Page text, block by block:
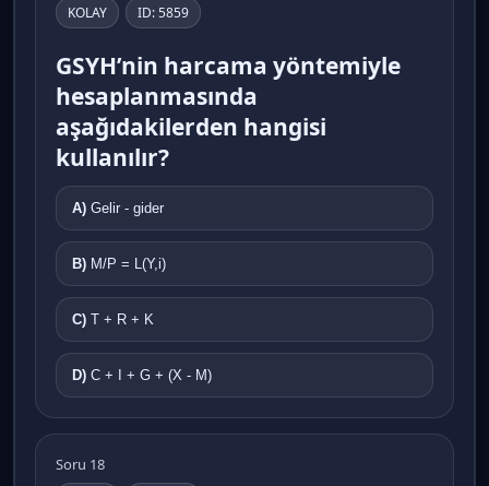
KOLAY ID: 5859
GSYH’nin harcama yöntemiyle
hesaplanmasında
aşağıdakilerden hangisi
kullanılır?
A) Gelir - gider
B) M/P = L(Y,i)
C) T + R + K
D) C + I + G + (X - M)
Soru 18